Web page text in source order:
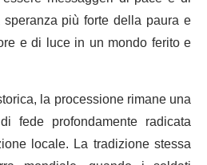
più forte della paura e
e di luce in un mondo ferito e
la processione rimane una
fede profondamente radicata
locale. La tradizione stessa